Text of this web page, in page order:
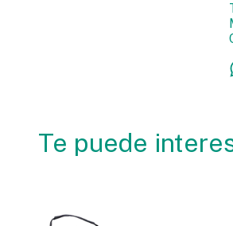
Te puede